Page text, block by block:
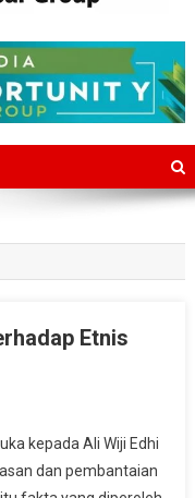
Etnis
kepada Ali Wiji Edhi
dan pembantaian